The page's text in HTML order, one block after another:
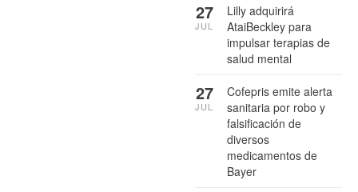
Lilly adquirirá
AtaiBeckley para
impulsar terapias de
salud mental
27
JUL
Cofepris emite alerta
sanitaria por robo y
falsificación de
diversos
medicamentos de
Bayer
27
JUL